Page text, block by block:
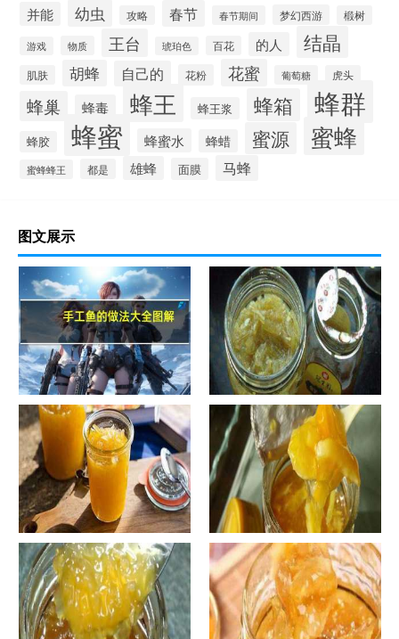
并能 幼虫 攻略 春节 春节期间 梦幻西游 椴树
游戏 物质 王台 琥珀色 百花 的人 结晶
肌肤 胡蜂 自己的 花粉 花蜜 葡萄糖 虎头
蜂巢 蜂毒 蜂王 蜂王浆 蜂箱 蜂群
蜂胶 蜂蜜 蜂蜜水 蜂蜡 蜜源 蜜蜂
蜜蜂蜂王 都是 雄蜂 面膜 马蜂
图文展示
手工鱼的做法大全图解
蜂蜜柚子茶的正确做法-蜂蜜柚
子茶的浸泡方法有哪些？
自制蜂蜜柚子茶-蜂蜜柚子茶有
哪些正确的做法？
自制蜂蜜柚子茶-蜂蜜柚子茶如
何正确饮用？